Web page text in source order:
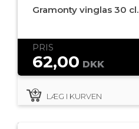
Gramonty vinglas 30 cl.
PRIS
62,00 DKK
LÆG I KURVEN